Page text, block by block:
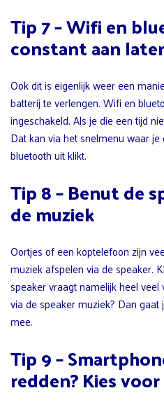
Tip 7 – Wifi en
constant aan
Ook dit is eigenlijk weer een
batterij te verlengen. Wifi en
ingeschakeld. Als je die een tijd
Dat kan via het snelmenu waar
bluetooth uit klikt.
Tip 8 – Benut de
de muziek
Oortjes of een koptelefoon zijn
muziek afspelen via de speaker.
speaker vraagt namelijk heel
via de speaker muziek? Dan
mee.
Tip 9 –
redden? Kies